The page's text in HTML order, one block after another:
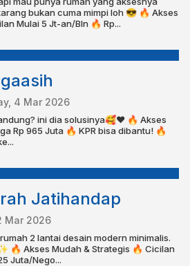
bukan cuma mimpi loh 😎 🔥 Akses
Mulai 5 Jt-an/Bln 🔥 Rp...
4 Mar 2026
ini dia solusinya🥰❤️ 🔥 Akses
Rp 965 Juta 🔥 KPR bisa dibantu!⁣⁣⁣⁣⁣ 🔥
Jatihandap
Mar 2026
2 lantai desain modern minimalis.
🔥 Akses Mudah & Strategis 🔥 Cicilan
Juta/Nego...